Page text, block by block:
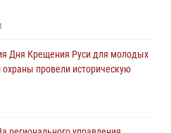
1
Дня Крещения Руси для молодых
провели историческую